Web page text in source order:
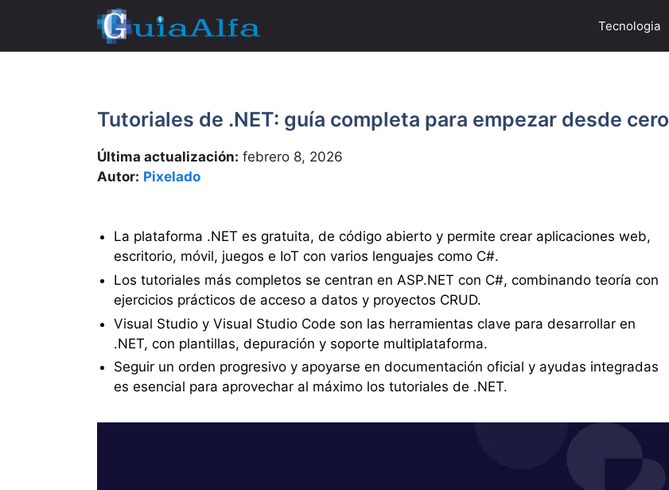
contenido
Tecnologia
Tutoriales de .NET: guía completa para empezar desde cero
Última actualización: febrero 8, 2026
Autor: Pixelado
La plataforma .NET es gratuita, de código abierto y permite crear aplicaciones web,
escritorio, móvil, juegos e IoT con varios lenguajes como C#.
Los tutoriales más completos se centran en ASP.NET con C#, combinando teoría con
ejercicios prácticos de acceso a datos y proyectos CRUD.
Visual Studio y Visual Studio Code son las herramientas clave para desarrollar en
.NET, con plantillas, depuración y soporte multiplataforma.
Seguir un orden progresivo y apoyarse en documentación oficial y ayudas integradas
es esencial para aprovechar al máximo los tutoriales de .NET.